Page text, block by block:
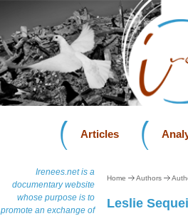
Articles
Irenees.net is a
documentary website
whose purpose is to
promote an exchange of
Home Authors
Leslie